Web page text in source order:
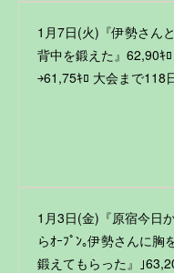
1月7日(火)『伊勢さんと
背中を鍛えた』62,90ｷﾛ
￫61,75ｷﾛ 大会まで118
1月3日(金)『原宿今日
らｵｰﾌﾟﾝ｡伊勢さんに胸
鍛えてもらった』｣